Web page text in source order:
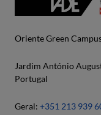
Oriente Green
Jardim António
Portugal
Geral: +351 213 939